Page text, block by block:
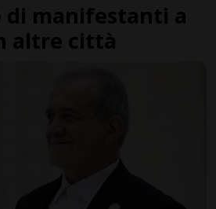
di manifestanti a
altre città